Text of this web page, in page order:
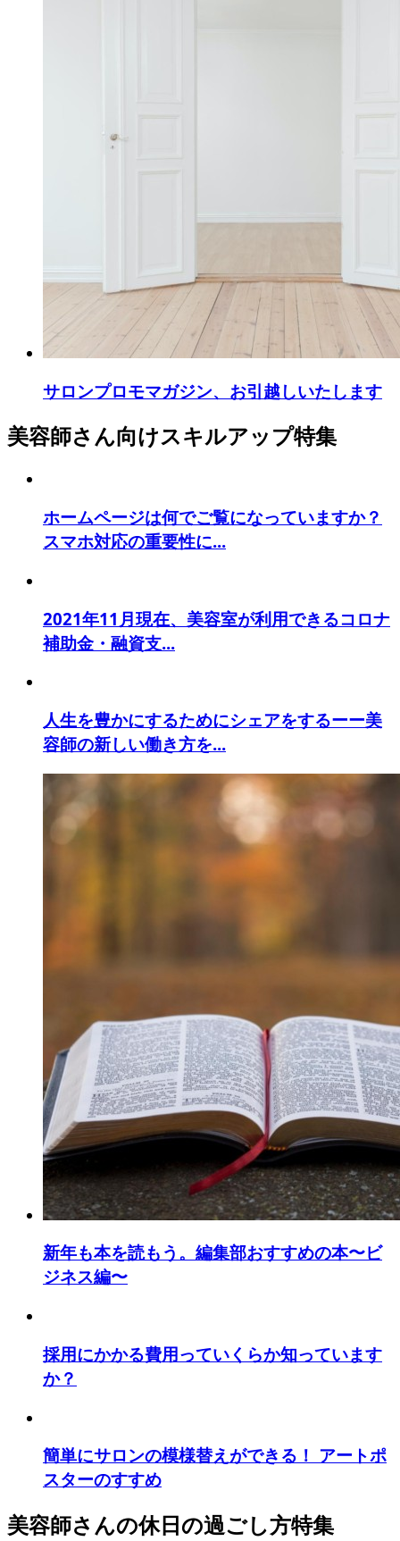
サロンプロモマガジン、お引越しいたします
美容師さん向けスキルアップ特集
ホームページは何でご覧になっていますか？
スマホ対応の重要性に...
2021年11月現在、美容室が利用できるコロナ
補助金・融資支...
人生を豊かにするためにシェアをするーー美
容師の新しい働き方を...
新年も本を読もう。編集部おすすめの本〜ビ
ジネス編〜
採用にかかる費用っていくらか知っています
か？
簡単にサロンの模様替えができる！ アートポ
スターのすすめ
美容師さんの休日の過ごし方特集